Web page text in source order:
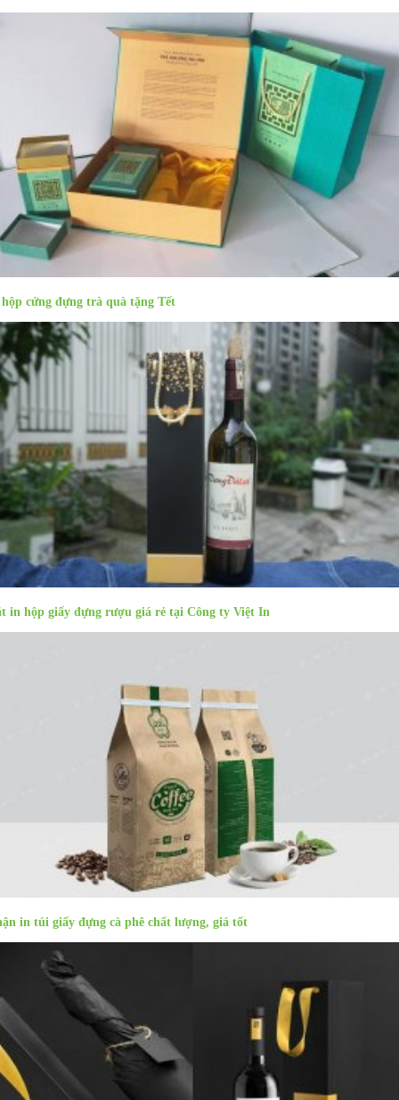
cứng đựng trà quà tặng Tết
in hộp giấy đựng rượu giá rẻ tại Công ty Việt In
in túi giấy đựng cà phê chất lượng, giá tốt